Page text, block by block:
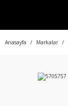
Anasayfa Markalar